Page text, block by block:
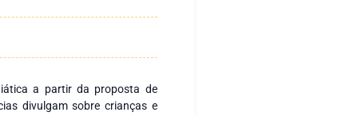
a partir da proposta de
divulgam sobre crianças e